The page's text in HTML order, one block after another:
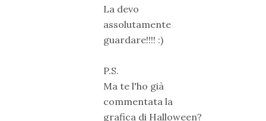
La devo
assolutamente
guardare!!!! :)
P.S.
Ma te l'ho già
commentata la
grafica di Halloween?